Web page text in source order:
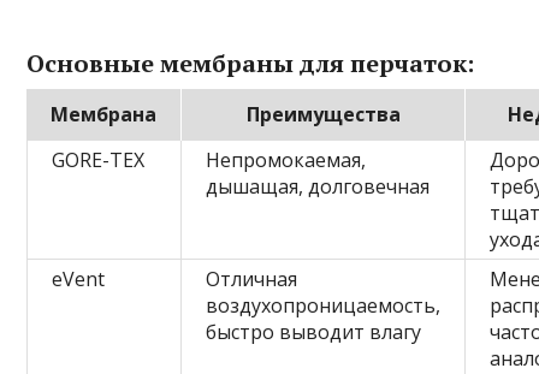
Основные мембраны для перчаток:
Мембрана Преимущества
GORE-TEX
Непромокаемая,
дышащая, долговечная
eVent
Отличная
воздухопроницаемость,
быстро выводит влагу